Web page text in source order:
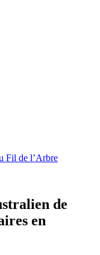
Fil de l’Arbre
de
en